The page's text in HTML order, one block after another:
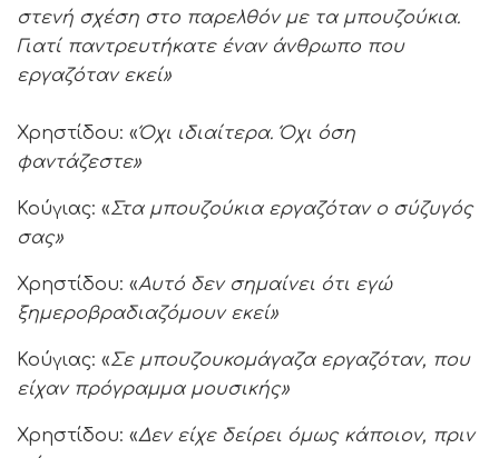
στενή σχέση στο παρελθόν με τα μπουζούκια.
Γιατί παντρευτήκατε έναν άνθρωπο που
εργαζόταν εκεί»
Χρηστίδου: «Όχι ιδιαίτερα. Όχι όση
φαντάζεστε»
Κούγιας: «Στα μπουζούκια εργαζόταν ο σύζυγός
σας»
Χρηστίδου: «Αυτό δεν σημαίνει ότι εγώ
ξημεροβραδιαζόμουν εκεί»
Κούγιας: «Σε μπουζουκομάγαζα εργαζόταν, που
είχαν πρόγραμμα μουσικής»
Χρηστίδου: «Δεν είχε δείρει όμως κάποιον, πριν